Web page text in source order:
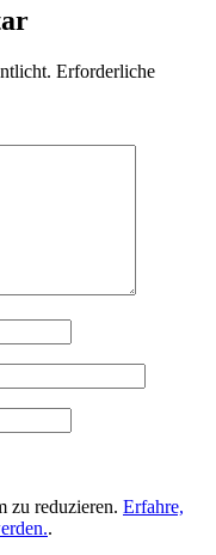
Erforderliche
zu reduzieren. Erfahre,
.